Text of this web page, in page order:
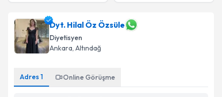
Dyt. Hilal Öz Özsüle
Diyetisyen
Ankara, Altındağ
Adres 1 Online Görüşme